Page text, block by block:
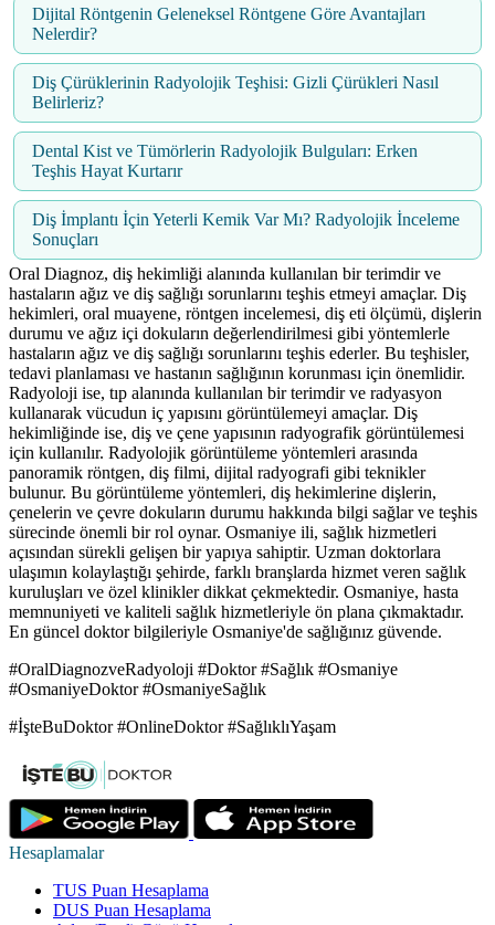
Dijital Röntgenin Geleneksel Röntgene Göre Avantajları
Nelerdir?
Diş Çürüklerinin Radyolojik Teşhisi: Gizli Çürükleri Nasıl
Belirleriz?
Dental Kist ve Tümörlerin Radyolojik Bulguları: Erken
Teşhis Hayat Kurtarır
Diş İmplantı İçin Yeterli Kemik Var Mı? Radyolojik İnceleme
Sonuçları
Oral Diagnoz, diş hekimliği alanında kullanılan bir terimdir ve
hastaların ağız ve diş sağlığı sorunlarını teşhis etmeyi amaçlar. Diş
hekimleri, oral muayene, röntgen incelemesi, diş eti ölçümü, dişlerin
durumu ve ağız içi dokuların değerlendirilmesi gibi yöntemlerle
hastaların ağız ve diş sağlığı sorunlarını teşhis ederler. Bu teşhisler,
tedavi planlaması ve hastanın sağlığının korunması için önemlidir.
Radyoloji ise, tıp alanında kullanılan bir terimdir ve radyasyon
kullanarak vücudun iç yapısını görüntülemeyi amaçlar. Diş
hekimliğinde ise, diş ve çene yapısının radyografik görüntülemesi
için kullanılır. Radyolojik görüntüleme yöntemleri arasında
panoramik röntgen, diş filmi, dijital radyografi gibi teknikler
bulunur. Bu görüntüleme yöntemleri, diş hekimlerine dişlerin,
çenelerin ve çevre dokuların durumu hakkında bilgi sağlar ve teşhis
sürecinde önemli bir rol oynar. Osmaniye ili, sağlık hizmetleri
açısından sürekli gelişen bir yapıya sahiptir. Uzman doktorlara
ulaşımın kolaylaştığı şehirde, farklı branşlarda hizmet veren sağlık
kuruluşları ve özel klinikler dikkat çekmektedir. Osmaniye, hasta
memnuniyeti ve kaliteli sağlık hizmetleriyle ön plana çıkmaktadır.
En güncel doktor bilgileriyle Osmaniye'de sağlığınız güvende.
#OralDiagnozveRadyoloji #Doktor #Sağlık #Osmaniye
#OsmaniyeDoktor #OsmaniyeSağlık
#İşteBuDoktor #OnlineDoktor #SağlıklıYaşam
Hesaplamalar
TUS Puan Hesaplama
DUS Puan Hesaplama